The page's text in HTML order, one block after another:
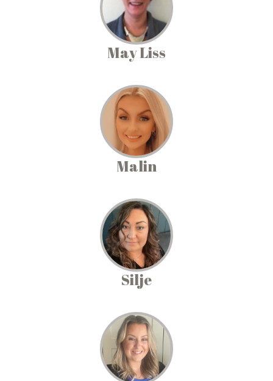
May Liss
Malin
Silje